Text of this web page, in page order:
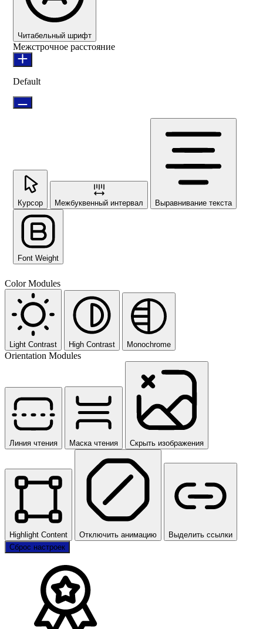
Читабельный шрифт
Межстрочное расстояние
Default
Курсор Межбуквенный интервал Выравнивание текста
Font Weight
Color Modules
Light Contrast High Contrast Monochrome
Orientation Modules
Линия чтения Маска чтения Скрыть изображения
Highlight Content Отключить анимацию
Выделить ссылки
Сброс настроек